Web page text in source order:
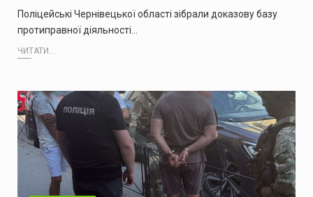
Поліцейські Чернівецької області зібрали доказову базу
протиправної діяльності…
ЧИТАТИ...